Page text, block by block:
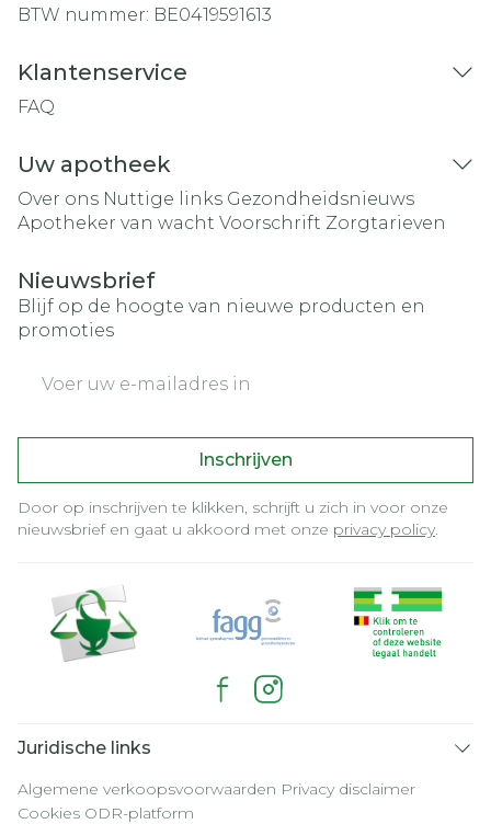
BTW nummer: BE0419591613
Klantenservice
FAQ
Uw apotheek
Over ons Nuttige links Gezondheidsnieuws
Apotheker van wacht Voorschrift Zorgtarieven
Nieuwsbrief
Blijf op de hoogte van nieuwe producten en
promoties
Inschrijven
Door op inschrijven te klikken, schrijft u zich in voor onze
nieuwsbrief en gaat u akkoord met onze privacy policy.
Juridische links
Algemene verkoopsvoorwaarden Privacy disclaimer
Cookies ODR-platform